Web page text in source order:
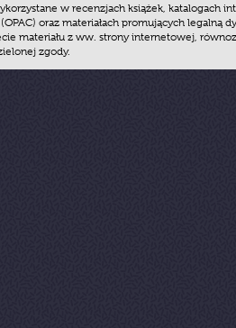
w recenzjach książek, katalogach
oraz materiałach promujących legalną
materiału z ww. strony internetowej,
zgody.